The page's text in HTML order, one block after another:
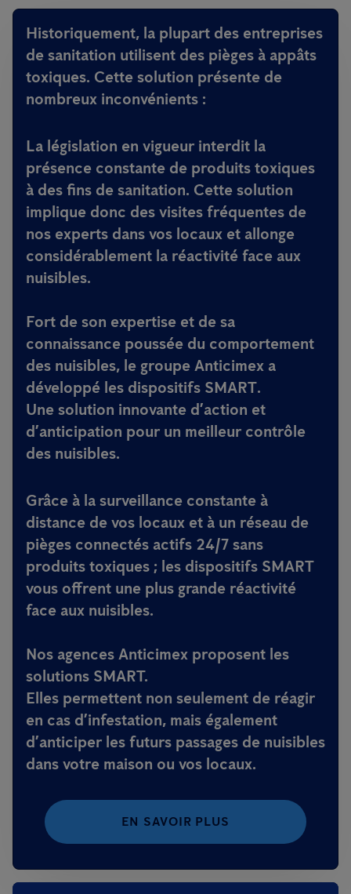
Historiquement, la plupart des entreprises
de sanitation utilisent des pièges à appâts
toxiques. Cette solution présente de
nombreux inconvénients :
La législation en vigueur interdit la
présence constante de produits toxiques
à des fins de sanitation. Cette solution
implique donc des visites fréquentes de
nos experts dans vos locaux et allonge
considérablement la réactivité face aux
nuisibles.
Fort de son expertise et de sa
connaissance poussée du comportement
des nuisibles, le groupe Anticimex a
développé les dispositifs SMART.
Une solution innovante d’action et
d’anticipation pour un meilleur contrôle
des nuisibles.
Grâce à la surveillance constante à
distance de vos locaux et à un réseau de
pièges connectés actifs 24/7 sans
produits toxiques ; les dispositifs SMART
vous offrent une plus grande réactivité
face aux nuisibles.
Nos agences Anticimex proposent les
solutions SMART.
Elles permettent non seulement de réagir
en cas d’infestation, mais également
d’anticiper les futurs passages de nuisibles
dans votre maison ou vos locaux.
EN SAVOIR PLUS